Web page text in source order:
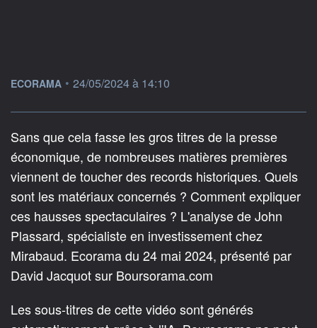
information fournie par
ECORAMA • 24/05/2024 à 14:10
Sans que cela fasse les gros titres de la presse
économique, de nombreuses matières premières
viennent de toucher des records historiques. Quels
sont les matériaux concernés ? Comment expliquer
ces hausses spectaculaires ? L'analyse de John
Plassard, spécialiste en investissement chez
Mirabaud. Ecorama du 24 mai 2024, présenté par
David Jacquot sur Boursorama.com
Les sous-titres de cette vidéo sont générés